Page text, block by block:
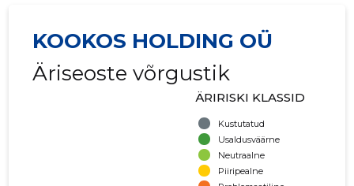
KOOKOS HOLDING OÜ
Äriseoste võrgustik
ÄRIRISKI KLASSID
Kustutatud
Usaldusväärne
Neutraalne
Piiripealne